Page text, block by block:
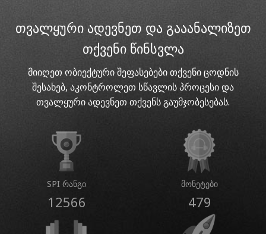
თვალყური ადევნეთ და გააანალიზეთ
თქვენი წინსვლა
მიიღეთ ობიექტური შეფასებები თქვენი ცოდნის
შესახებ, აკონტროლეთ სწავლის პროცესი და
თვალყური ადევნეთ თქვენს გაუმჯობესებას.
SPI რანგი
12566
მონეტები
479